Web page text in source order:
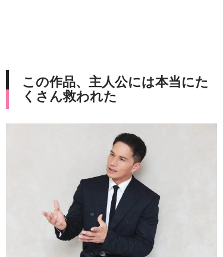
この作品、主人公には本当にた
くさん救われた